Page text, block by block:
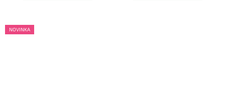
NOVINKA